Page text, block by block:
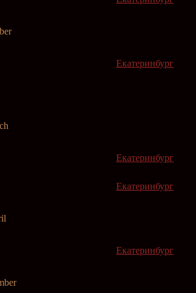
Екатеринбург
Екатеринбург
Екатеринбург
Екатеринбург